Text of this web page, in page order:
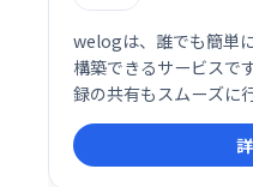
welogは、誰でも簡単
構築できるサービスで
録の共有もスムーズに
有を効率化し、社内
簡単に始められるので
い。